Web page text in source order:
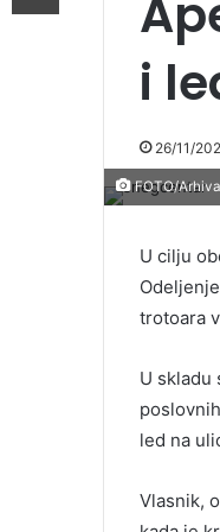
i
26/11/
FOTO/Arhiva
U cilju
trotoara
U skladu
led na
Vlasnik,